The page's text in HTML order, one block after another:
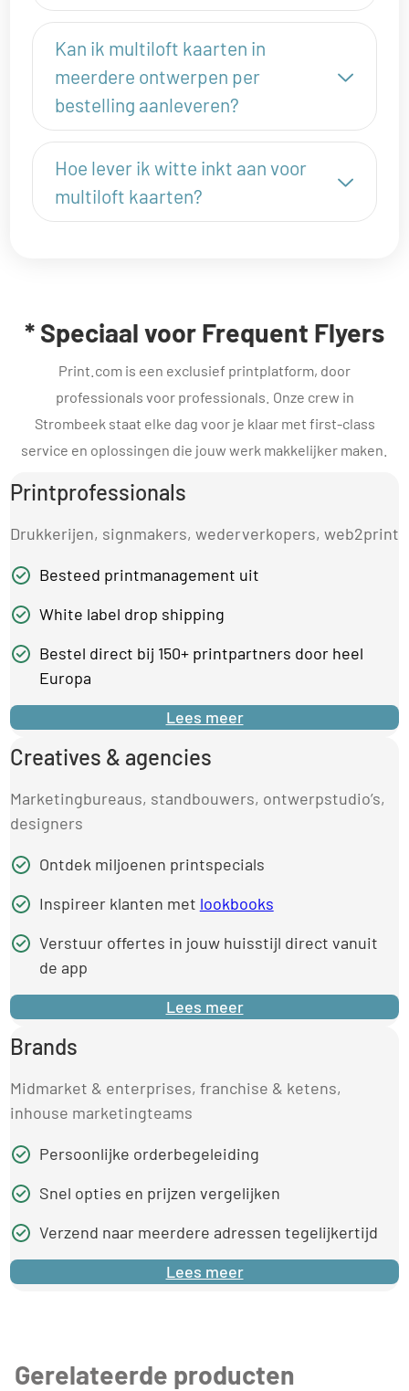
Kan ik multiloft kaarten in
meerdere ontwerpen per
bestelling aanleveren?
Hoe lever ik witte inkt aan voor
multiloft kaarten?
* Speciaal voor Frequent Flyers
Print.com is een exclusief printplatform, door
professionals voor professionals. Onze crew in
Strombeek staat elke dag voor je klaar met first-class
service en oplossingen die jouw werk makkelijker maken.
Printprofessionals
Drukkerijen, signmakers, wederverkopers, web2print
Besteed printmanagement uit
White label drop shipping
Bestel direct bij 150+ printpartners door heel
Europa
Lees meer
Creatives & agencies
Marketingbureaus, standbouwers, ontwerpstudio’s,
designers
Ontdek miljoenen printspecials
Inspireer klanten met lookbooks
Verstuur offertes in jouw huisstijl direct vanuit
de app
Lees meer
Brands
Midmarket & enterprises, franchise & ketens,
inhouse marketingteams
Persoonlijke orderbegeleiding
Snel opties en prijzen vergelijken
Verzend naar meerdere adressen tegelijkertijd
Lees meer
Gerelateerde producten